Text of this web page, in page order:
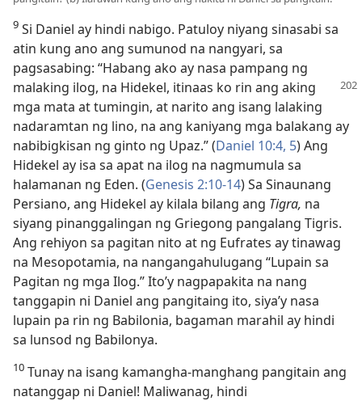
9 Si Daniel ay hindi nabigo. Patuloy niyang sinasabi sa
atin kung ano ang sumunod na nangyari, sa
pagsasabing: “Habang ako ay nasa pampang ng
malaking ilog, na Hidekel, itinaas ko rin ang aking
mga mata at tumingin, at narito ang isang lalaking
nadaramtan ng lino, na ang kaniyang mga balakang ay
nabibigkisan ng ginto ng Upaz.” (Daniel 10:4, 5) Ang
Hidekel ay isa sa apat na ilog na nagmumula sa
halamanan ng Eden. (Genesis 2:10-14) Sa Sinaunang
Persiano, ang Hidekel ay kilala bilang ang Tigra, na
siyang pinanggalingan ng Griegong pangalang Tigris.
Ang rehiyon sa pagitan nito at ng Eufrates ay tinawag
na Mesopotamia, na nangangahulugang “Lupain sa
Pagitan ng mga Ilog.” Ito’y nagpapakita na nang
tanggapin ni Daniel ang pangitaing ito, siya’y nasa
lupain pa rin ng Babilonia, bagaman marahil ay hindi
sa lunsod ng Babilonya.
10 Tunay na isang kamangha-manghang pangitain ang
natanggap ni Daniel! Maliwanag, hindi